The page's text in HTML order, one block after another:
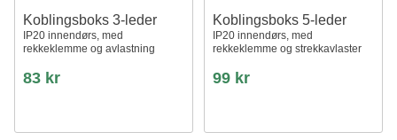
Koblingsboks 3-leder
IP20 innendørs, med
rekkeklemme og avlastning
83 kr
Koblingsboks 5-leder
IP20 innendørs, med
rekkeklemme og strekkavlaster
99 kr